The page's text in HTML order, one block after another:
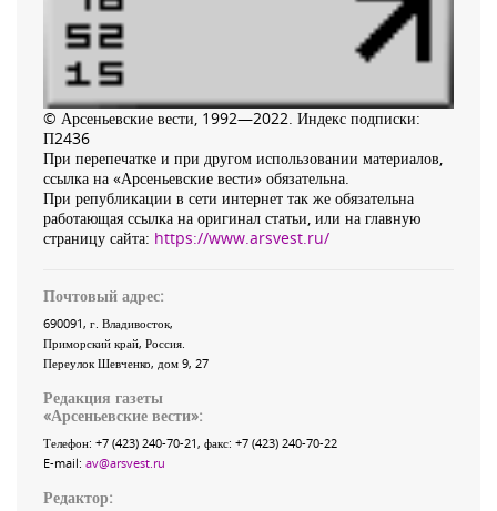
© Арсеньевские вести, 1992—2022. Индекс подписки:
П2436
При перепечатке и при другом использовании материалов,
ссылка на «Арсеньевские вести» обязательна.
При републикации в сети интернет так же обязательна
работающая ссылка на оригинал статьи, или на главную
страницу сайта: https://www.arsvest.ru/
Почтовый адрес:
690091, г. Владивосток,
Приморский край, Россия
Переулок Шевченко, дом 9, 27
Редакция газеты
«Арсеньевские вести»:
Телефон: +7 (423) 240-70-21, факс: +7 (423) 240-70-22
E-mail: av@arsvest.ru
Редактор: